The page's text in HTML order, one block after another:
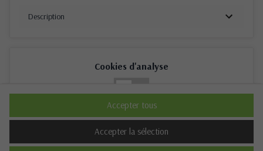
Description
Cookies d'analyse
Description
Accepter la sélection
Accepter tous